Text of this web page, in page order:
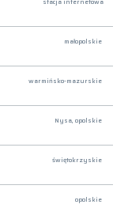
małopolskie
warmińsko-mazurskie
Nysa, opolskie
świętokrzyskie
opolskie